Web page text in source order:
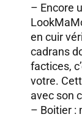
– Encore
en cuir
cadrans
factices,
votre.
avec son
– Boitier :